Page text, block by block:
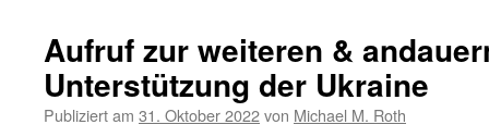
Aufruf zur weiteren &
Unterstützung der Ukraine
Publiziert am 31. Oktober 2022von Michael M. Roth